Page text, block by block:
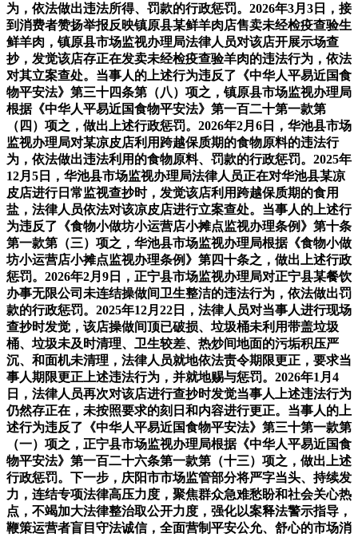
为，依法做出违法所得、罚款的行政惩罚。2026年3月3日，接
到消费者赞扬举报反映镇原县某鲜羊肉店售卖未经检疫查验生
鲜羊肉，镇原县市场监视办理局法律人员对该店开展示场查
抄，发觉该店存正在发卖未经检疫查验羊肉的违法行为，依法
对其立案查处。当事人的上述行为违反了《中华人平易近国食
物平安法》第三十四条第（八）项之，镇原县市场监视办理局
根据《中华人平易近国食物平安法》第一百二十第一款第
（四）项之，做出上述行政惩罚。2026年2月6日，华池县市场
监视办理局对某凉皮店利用跨越保质期的食物原料的违法行
为，依法做出违法利用的食物原料、罚款的行政惩罚。2025年
12月5日，华池县市场监视办理局法律人员正在对华池县某凉
皮店进行日常监视查抄时，发觉该店利用跨越保质期的食用
盐，法律人员依法对该凉皮店进行立案查处。当事人的上述行
为违反了《食物小做坊小运营店小摊点监视办理条例》第十条
第一款第（三）项之，华池县市场监视办理局根据《食物小做
坊小运营店小摊点监视办理条例》第四十条之，做出上述行政
惩罚。2026年2月9日，正宁县市场监视办理局对正宁县某餐饮
办事无限公司未连结操做间卫生整洁的违法行为，依法做出罚
款的行政惩罚。2025年12月22日，法律人员对当事人进行现场
查抄时发觉，该店操做间顶已破损、垃圾桶未利用带盖垃圾
桶、垃圾未及时清理、卫生较差、热炒间地面的污垢积压严
沉、和面机未清理，法律人员就地依法责令期限更正，要求当
事人期限更正上述违法行为，并就地赐与惩罚。2026年1月4
日，法律人员再次对该店进行查抄时发觉当事人上述违法行为
仍然存正在，未按照要求的刻日和内容进行更正。当事人的上
述行为违反了《中华人平易近国食物平安法》第三十第一款第
（一）项之，正宁县市场监视办理局根据《中华人平易近国食
物平安法》第一百二十六条第一款第（十三）项之，做出上述
行政惩罚。下一步，庆阳市市场监管部分将严字当头、持续发
力，连结专项法律高压力度，聚焦群众急难愁盼和社会关心热
点，不竭加大法律整治取公开力度，强化以案释法警示指导，
鞭策运营者盲目守法诚信，全面营制平安公允、舒心的市场消